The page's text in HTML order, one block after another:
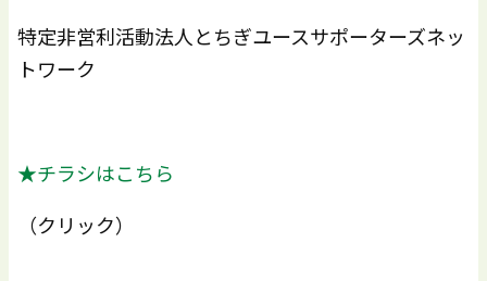
特定非営利活動法人とちぎユースサポーターズネッ
トワーク
★チラシはこちら
（クリック）